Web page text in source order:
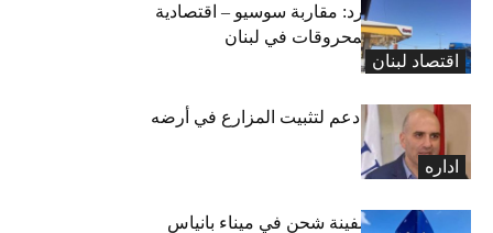
اقتصاد لبنان
التضخم المستورد: مقاربة سوسيو – اقتصادية
لارتفاع أسعار المحروقات في لبنان
اداره
مشاريع وبرامج دعم لتثبيت المزارع في أرضه
سوريا.. تعويم سفينة شحن في ميناء بانياس